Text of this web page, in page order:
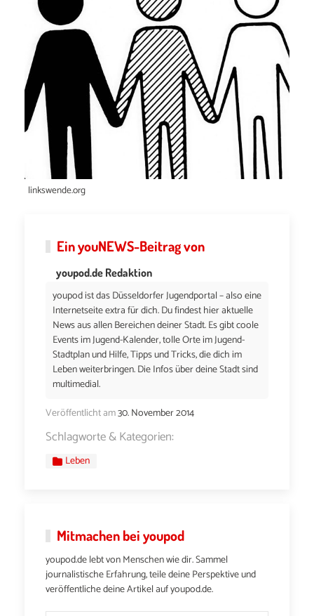
linkswende.org
EinyouNEWS-Beitrag von
youpod.de Redaktion
youpod ist das Düsseldorfer Jugendportal – also eine
Internetseite extra für dich. Du findest hier aktuelle
News aus allen Bereichen deiner Stadt. Es gibt coole
Events im Jugend-Kalender, tolle Orte im Jugend-
Stadtplan und Hilfe, Tipps und Tricks, die dich im
Leben weiterbringen. Die Infos über deine Stadt sind
multimedial.
Veröffentlicht am30. November 2014
Schlagworte & Kategorien:
Leben
Mitmachen bei youpod
youpod.de lebt von Menschen wie dir. Sammel
journalistische Erfahrung, teile deine Perspektive und
veröffentliche deine Artikel auf youpod.de.